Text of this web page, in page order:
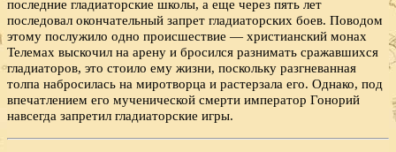
последние гладиаторские школы, а еще через пять лет
последовал окончательный запрет гладиаторских боев. Поводом
этому послужило одно происшествие — христианский монах
Телемах выскочил на арену и бросился разнимать сражавшихся
гладиаторов, это стоило ему жизни, поскольку разгневанная
толпа набросилась на миротворца и растерзала его. Однако, под
впечатлением его мученической смерти император Гонорий
навсегда запретил гладиаторские игры.